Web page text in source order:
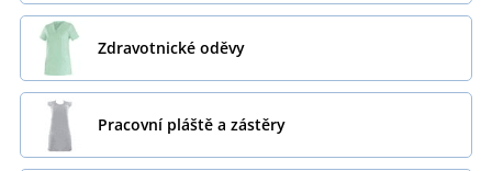
Zdravotnické oděvy
Pracovní pláště a zástěry